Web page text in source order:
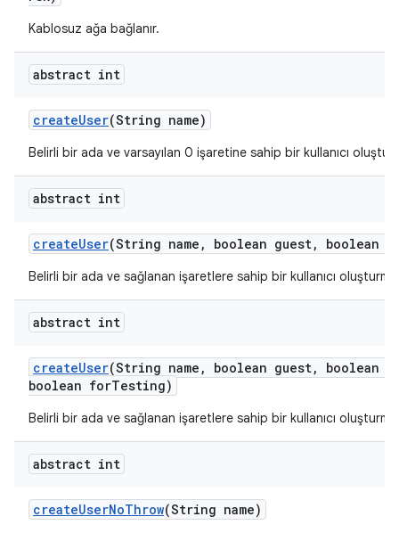
Kablosuz ağa bağlanır.
abstract int
createUser(String name)
Belirli bir ada ve varsayılan 0 işaretine sahip bir kullanıcı
abstract int
createUser(String name , boolean guest, boolean
Belirli bir ada ve sağlanan işaretlere sahip bir kullanıcı oluşturma
abstract int
createUser(String name , boolean guest,
boolean
boolean forTesting)
Belirli bir ada ve sağlanan işaretlere sahip bir kullanıcı oluşturma
abstract int
createUserNoThrow(String name)